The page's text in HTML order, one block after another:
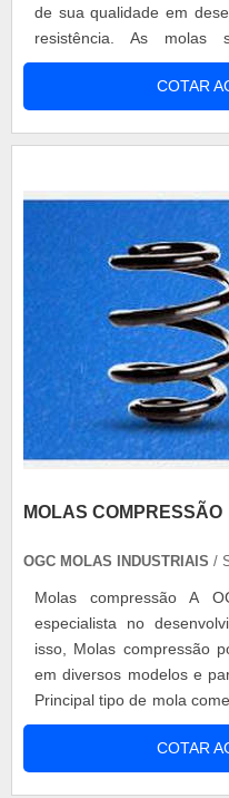
de sua qualidade em
resistência. As molas são desenvolvidas e
produzidas com
tecnológico, com
semiautomáticas
COTAR
MOLAS COMPRESSÃO
OGC MOLAS INDUSTRIAIS /
Molas compressão A OGC é uma empresa
especialista no
isso, Molas compressão
em diversos modelos e
Principal tipo de mola
as Molas compressão
as irregularidades do
atuar sobre o
COTAR